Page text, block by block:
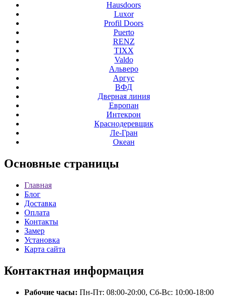
Hausdoors
Luxor
Profil Doors
Puerto
RENZ
TIXX
Valdo
Альверо
Аргус
ВФД
Дверная линия
Европан
Интекрон
Краснодеревщик
Ле-Гран
Океан
Основные страницы
Главная
Блог
Доставка
Оплата
Контакты
Замер
Установка
Карта сайта
Контактная информация
Рабочие часы: Пн-Пт: 08:00-20:00, Сб-Вс: 10:00-18:00